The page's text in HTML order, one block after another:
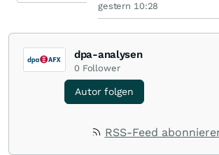
gestern 10:28
dpa-analysen
0 Follower
Autor folgen
RSS-Feed